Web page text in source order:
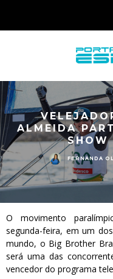
ALMEIDA
SHOW
FERNANDA
O movimento
segunda-feira, em um
mundo, o Big Brother
será uma das
vencedor do programa